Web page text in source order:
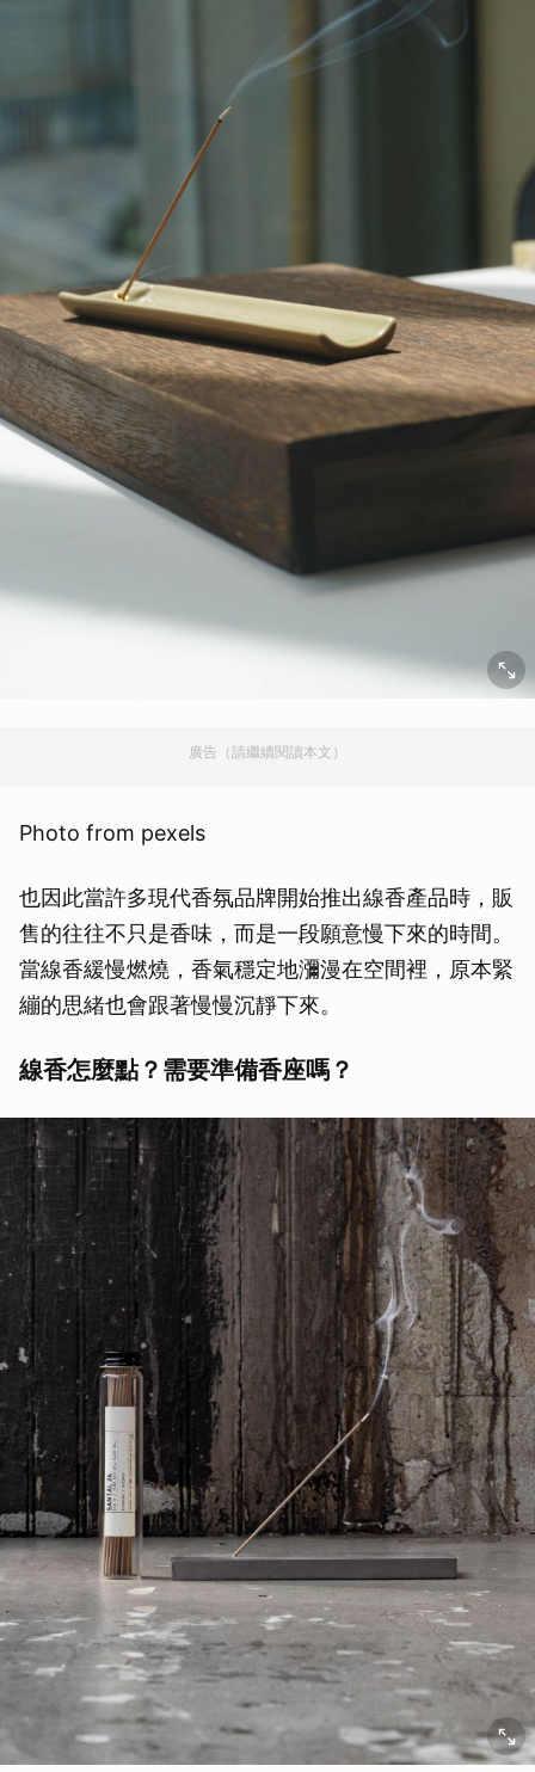
廣告（請繼續閱讀本文）
Photo from pexels
也因此當許多現代香氛品牌開始推出線香產品時，販
售的往往不只是香味，而是一段願意慢下來的時間。
當線香緩慢燃燒，香氣穩定地瀰漫在空間裡，原本緊
繃的思緒也會跟著慢慢沉靜下來。
線香怎麼點？需要準備香座嗎？